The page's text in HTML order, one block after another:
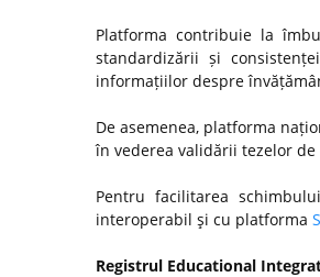
Platforma contribuie la
standardizării și
informațiilor despre
De asemenea, platforma
în vederea validării tezelor
Pentru facilitarea
interoperabil şi cu platforma
Registrul Educational